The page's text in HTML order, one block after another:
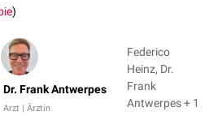
)
Dr. Frank Antwerpes
Arzt | Ärztin
Federico
Heinz, Dr.
Frank
Antwerpes + 1